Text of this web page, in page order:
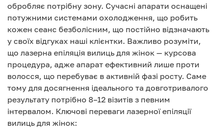
обробляє потрібну зону. Сучасні апарати оснащені
потужними системами охолодження, що робить
кожен сеанс безболісним, що постійно відзначають
у своїх відгуках наші клієнтки. Важливо розуміти,
що лазерна епіляція вилиць для жінок — курсова
процедура, адже апарат ефективний лише проти
волосся, що перебуває в активній фазі росту. Саме
тому для досягнення ідеального та довготривалого
результату потрібно 8–12 візитів з певним
інтервалом. Ключові переваги лазерної епіляції
вилиць для жінок: